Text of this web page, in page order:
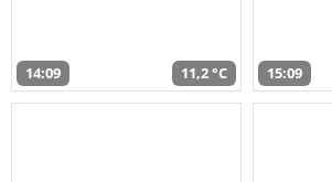
14:09 11,2 °C 15:09